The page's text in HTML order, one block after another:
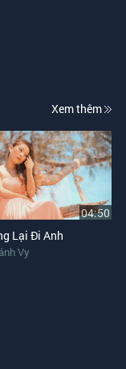
Xem thêm
04:50
Lại Đi Anh
Vy